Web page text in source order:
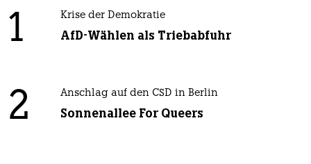
1 Krise der Demokratie
AfD-Wählen als Triebabfuhr
2 Anschlag auf den CSD in Berlin
Sonnenallee For Queers